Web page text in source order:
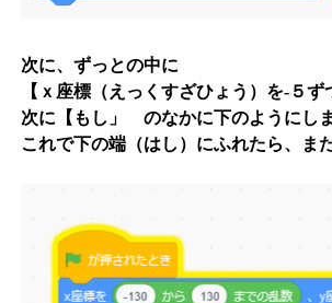
次に、ずっとの中に
【ｘ座標（えっくすざひょう）を-５
次に【もし」 のなかに下のようにしま
これで下の端（はし）にふれたら、ま